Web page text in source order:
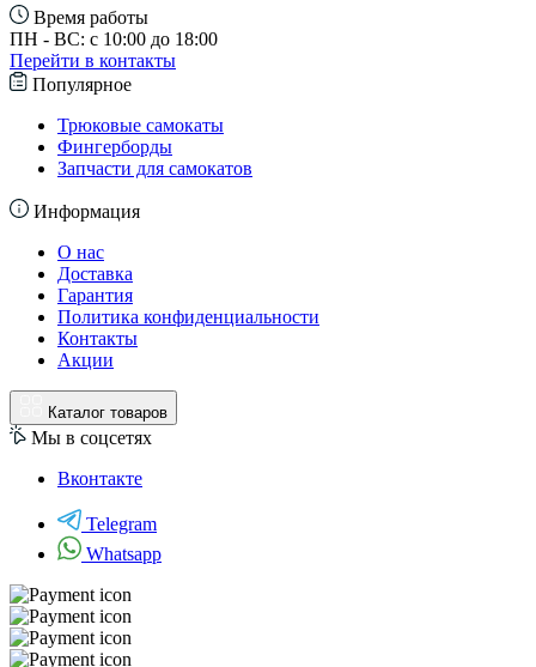
Время работы
ПН - ВС: с 10:00 до 18:00
Перейти в контакты
Популярное
Трюковые самокаты
Фингерборды
Запчасти для самокатов
Информация
О нас
Доставка
Гарантия
Политика конфиденциальности
Контакты
Акции
Каталог товаров
Мы в соцсетях
Вконтакте
Telegram
Whatsapp